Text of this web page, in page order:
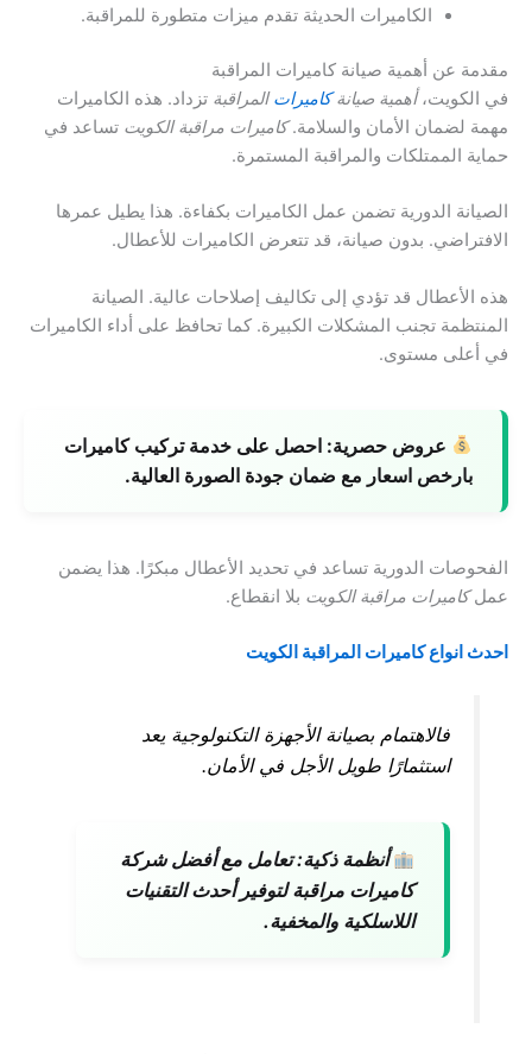
الكاميرات الحديثة تقدم ميزات متطورة للمراقبة.
مقدمة عن أهمية صيانة كاميرات المراقبة
في الكويت،أهمية صيانةكاميراتالمراقبة تزداد. هذه الكاميرات
مهمة لضمان الأمان والسلامة.كاميرات مراقبة الكويت تساعد في
حماية الممتلكات والمراقبة المستمرة.
الصيانة الدورية تضمن عمل الكاميرات بكفاءة. هذا يطيل عمرها
الافتراضي. بدون صيانة، قد تتعرض الكاميرات للأعطال.
هذه الأعطال قد تؤدي إلى تكاليف إصلاحات عالية. الصيانة
المنتظمة تجنب المشكلات الكبيرة. كما تحافظ على أداء الكاميرات
في أعلى مستوى.
عروض حصرية: احصل على خدمة تركيب كاميرات
بارخص اسعار مع ضمان جودة الصورة العالية.
الفحوصات الدورية تساعد في تحديد الأعطال مبكرًا. هذا يضمن
عملكاميرات مراقبة الكويت بلا انقطاع.
احدث انواع كاميرات المراقبة الكويت
فالاهتمام بصيانة الأجهزة التكنولوجية يعد
استثمارًا طويل الأجل في الأمان.
أنظمة ذكية:تعامل مع أفضل شركة
كاميرات مراقبة لتوفير أحدث التقنيات
اللاسلكية والمخفية.